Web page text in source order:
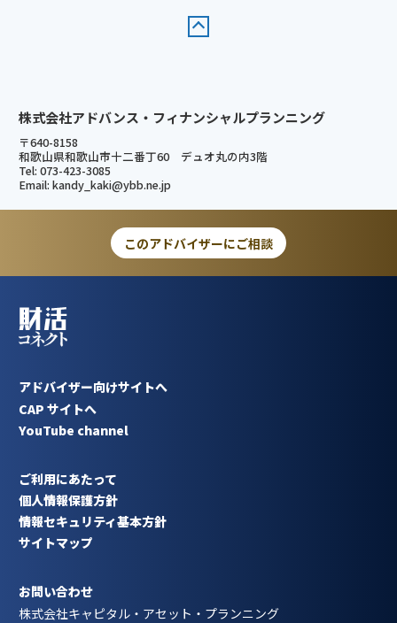
株式会社アドバンス・フィナンシャルプランニング
〒640-8158
和歌山県和歌山市十二番丁60 デュオ丸の内3階
Tel: 073-423-3085
Email: kandy_kaki@ybb.ne.jp
このアドバイザーにご相談
アドバイザー向けサイトへ
CAP サイトへ
YouTube channel
ご利用にあたって
個人情報保護方針
情報セキュリティ基本方針
サイトマップ
お問い合わせ
株式会社キャピタル・アセット・プランニング